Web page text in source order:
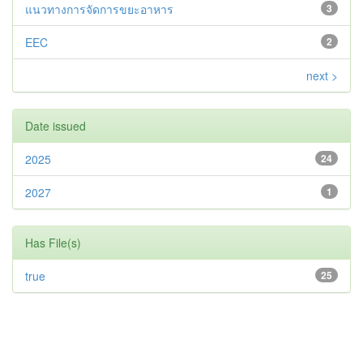
3
แนวทางการจัดการขยะอาหาร
2
EEC
next >
Date issued
24
2025
1
2027
Has File(s)
25
true